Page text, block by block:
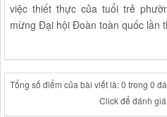
việc thiết thực của tuổi trẻ
mừng Đại hội Đoàn toàn quốc lần
Tổng số điểm của bài viết là: 0 trong 0
Click để đánh